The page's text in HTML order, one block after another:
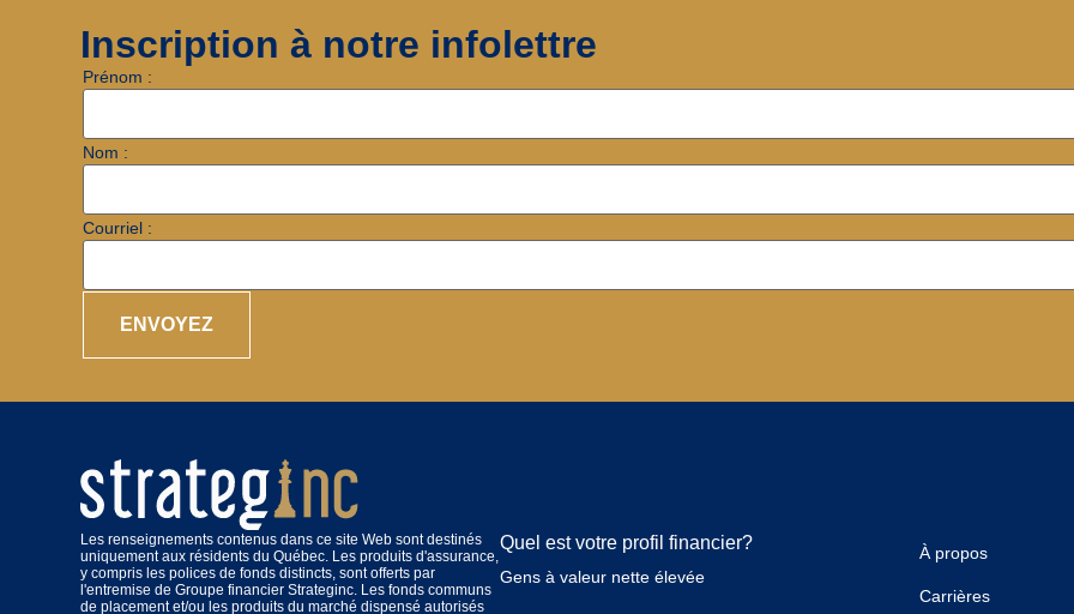
Inscription à notre infolettre
Prénom :
Nom :
Courriel :
Les renseignements contenus dans ce site Web sont destinés
uniquement aux résidents du Québec. Les produits d'assurance,
y compris les polices de fonds distincts, sont offerts par
l'entremise de Groupe financier Strateginc. Les fonds communs
de placement et/ou les produits du marché dispensé autorisés
Quel est votre profil financier?
Gens à valeur nette élevée
À propos
Carrières